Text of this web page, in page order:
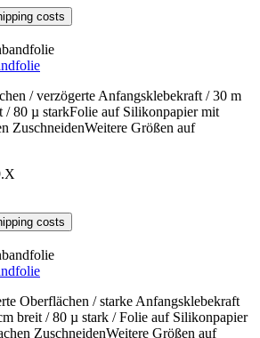
costs
/ verzögerte Anfangsklebekraft / 30 m
/ 80 µ starkFolie auf Silikonpapier mit
ZuschneidenWeitere Größen auf
costs
Oberflächen / starke Anfangsklebekraft
breit / 80 µ stark / Folie auf Silikonpapier
ZuschneidenWeitere Größen auf